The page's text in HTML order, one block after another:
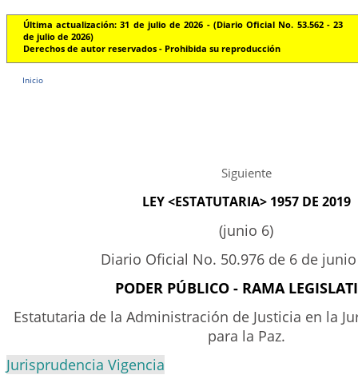
Última actualización: 31 de julio de 2026 - (Diario Oficial No. 53.562 - 23
de julio de 2026)
Derechos de autor reservados - Prohibida su reproducción
Inicio
Siguiente
LEY <ESTATUTARIA> 1957 DE 2019
(junio 6)
Diario Oficial No. 50.976 de 6 de
PODER PÚBLICO - RAMA
Estatutaria de la Administración de Justicia en la
para la Paz.
Jurisprudencia Vigencia